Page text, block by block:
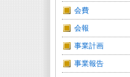
会費
会報
事業計画
事業報告